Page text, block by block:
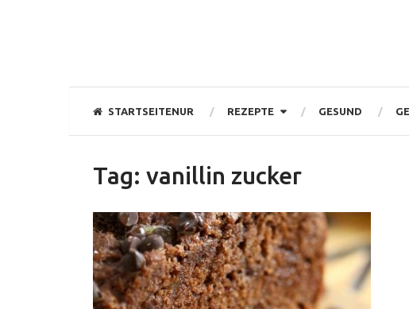
STARTSEITENUR REZEPTE GESUND
Tag: vanillin zucker